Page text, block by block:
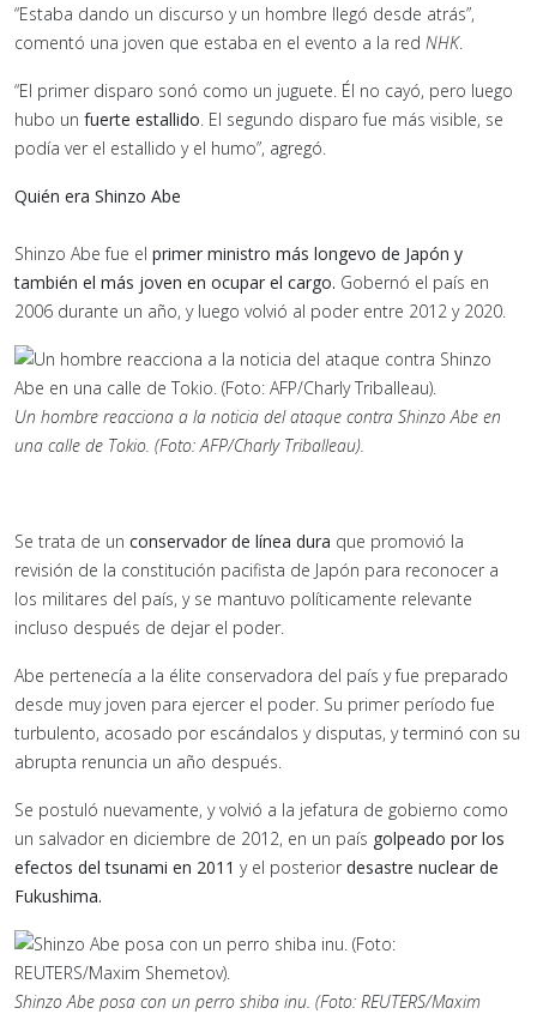
“Estaba dando un discurso y un hombre llegó desde atrás”,
comentó una joven que estaba en el evento a la red NHK.
“El primer disparo sonó como un juguete. Él no cayó, pero luego
hubo un fuerte estallido. El segundo disparo fue más visible, se
podía ver el estallido y el humo”, agregó.
Quién era Shinzo Abe
Shinzo Abe fue el primer ministro más longevo de Japón y
también el más joven en ocupar el cargo. Gobernó el país en
2006 durante un año, y luego volvió al poder entre 2012 y 2020.
Un hombre reacciona a la noticia del ataque contra Shinzo Abe en
una calle de Tokio. (Foto: AFP/Charly Triballeau).
Se trata de un conservador de línea dura que promovió la
revisión de la constitución pacifista de Japón para reconocer a
los militares del país, y se mantuvo políticamente relevante
incluso después de dejar el poder.
Abe pertenecía a la élite conservadora del país y fue preparado
desde muy joven para ejercer el poder. Su primer período fue
turbulento, acosado por escándalos y disputas, y terminó con su
abrupta renuncia un año después.
Se postuló nuevamente, y volvió a la jefatura de gobierno como
un salvador en diciembre de 2012, en un país golpeado por los
efectos del tsunami en 2011 y el posterior desastre nuclear de
Fukushima.
Shinzo Abe posa con un perro shiba inu. (Foto: REUTERS/Maxim